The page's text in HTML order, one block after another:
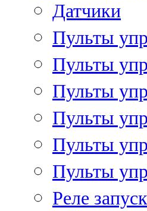
Датчики
Пульты
Пульты
Пульты
Пульты
Пульты
Пульты
Реле